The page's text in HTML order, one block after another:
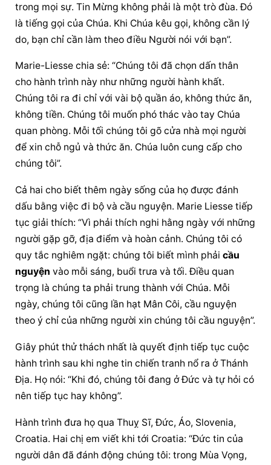
trong mọi sự. Tin Mừng không phải là một trò đùa. Đó
là tiếng gọi của Chúa. Khi Chúa kêu gọi, không cần lý
do, bạn chỉ cần làm theo điều Người nói với bạn”.
Marie-Liesse chia sẻ: “Chúng tôi đã chọn dấn thân
cho hành trình này như những người hành khất.
Chúng tôi ra đi chỉ với vài bộ quần áo, không thức ăn,
không tiền. Chúng tôi muốn phó thác vào tay Chúa
quan phòng. Mỗi tối chúng tôi gõ cửa nhà mọi người
để xin chỗ ngủ và thức ăn. Chúa luôn cung cấp cho
chúng tôi”.
Cả hai cho biết thêm ngày sống của họ được đánh
dấu bằng việc đi bộ và cầu nguyện. Marie Liesse tiếp
tục giải thích: “Vì phải thích nghi hằng ngày với những
người gặp gỡ, địa điểm và hoàn cảnh. Chúng tôi có
quy tắc nghiêm ngặt: chúng tôi biết mình phải cầu
nguyện vào mỗi sáng, buổi trưa và tối. Điều quan
trọng là chúng ta phải trung thành với Chúa. Mỗi
ngày, chúng tôi cũng lần hạt Mân Côi, cầu nguyện
theo ý chỉ của những người xin chúng tôi cầu nguyện”.
Giây phút thử thách nhất là quyết định tiếp tục cuộc
hành trình sau khi nghe tin chiến tranh nổ ra ở Thánh
Địa. Họ nói: “Khi đó, chúng tôi đang ở Đức và tự hỏi có
nên tiếp tục hay không”.
Hành trình đưa họ qua Thuỵ Sĩ, Đức, Áo, Slovenia,
Croatia. Hai chị em viết khi tới Croatia: “Đức tin của
người dân đã đánh động chúng tôi: trong Mùa Vọng,